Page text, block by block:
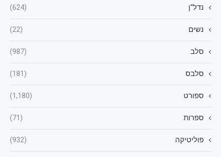
נדל"ן (624)
נשים (22)
סלב (987)
סלבס (181)
ספורט (1,180)
ספרות (71)
פוליטיקה (932)